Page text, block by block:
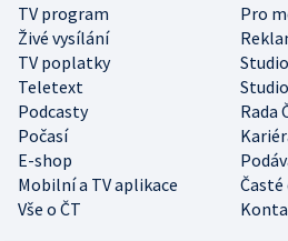
TV program
Pro
Živé vysílání
TV poplatky
Teletext
Podcasty
Rada
Počasí
E-shop
Mobilní a TV aplikace
Vše o ČT